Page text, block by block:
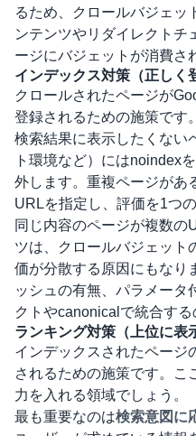
るため、
クロールバジェッ
ンテンツやリダイレクトチ
ージにバジェットが消費さ
インデックス対策（正しく
クロールされたページが
登録されるための施策です。
検索結果に表示したくない
ト環境など）にはnoindex
外します。重複ページがあ
URLを指定し、評価を1つ
同じ内容のページが複数の
ツは、クロールバジェット
価が分散する原因にもなり
ッシュの有無、パラメータ
クトやcanonicalで統合する
ランキング対策（上位に表
インデックスされたページ
されるための施策です。こ
力を入れる領域でしょう。
最も重要なのは検索意図に